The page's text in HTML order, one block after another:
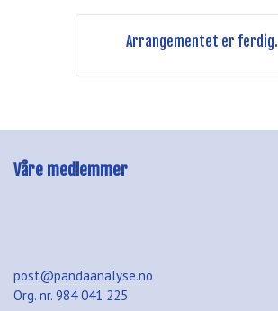
Arrangementet er ferdig.
Våre medlemmer
post@pandaanalyse.no
Org. nr. 984 041 225